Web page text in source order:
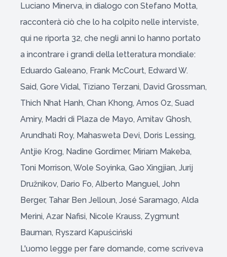
Luciano Minerva, in dialogo con Stefano Motta,
racconterà ciò che lo ha colpito nelle interviste,
qui ne riporta 32, che negli anni lo hanno portato
a incontrare i grandi della letteratura mondiale:
Eduardo Galeano, Frank McCourt, Edward W.
Said, Gore Vidal, Tiziano Terzani, David Grossman,
Thich Nhat Hanh, Chan Khong, Amos Oz, Suad
Amiry, Madri di Plaza de Mayo, Amitav Ghosh,
Arundhati Roy, Mahasweta Devi, Doris Lessing,
Antjie Krog, Nadine Gordimer, Miriam Makeba,
Toni Morrison, Wole Soyinka, Gao Xingjian, Jurij
Družnikov, Dario Fo, Alberto Manguel, John
Berger, Tahar Ben Jelloun, José Saramago, Alda
Merini, Azar Nafisi, Nicole Krauss, Zygmunt
Bauman, Ryszard Kapuściński
L'uomo legge per fare domande, come scriveva